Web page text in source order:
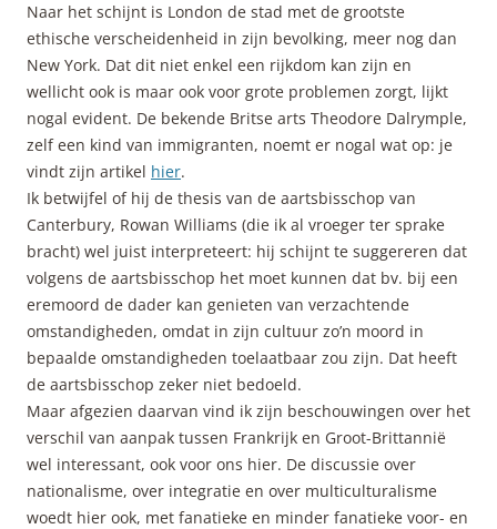
Naar het schijnt is London de stad met de grootste
ethische verscheidenheid in zijn bevolking, meer nog dan
New York. Dat dit niet enkel een rijkdom kan zijn en
wellicht ook is maar ook voor grote problemen zorgt, lijkt
nogal evident. De bekende Britse arts Theodore Dalrymple,
zelf een kind van immigranten, noemt er nogal wat op: je
vindt zijn artikel hier.
Ik betwijfel of hij de thesis van de aartsbisschop van
Canterbury, Rowan Williams (die ik al vroeger ter sprake
bracht) wel juist interpreteert: hij schijnt te suggereren dat
volgens de aartsbisschop het moet kunnen dat bv. bij een
eremoord de dader kan genieten van verzachtende
omstandigheden, omdat in zijn cultuur zo’n moord in
bepaalde omstandigheden toelaatbaar zou zijn. Dat heeft
de aartsbisschop zeker niet bedoeld.
Maar afgezien daarvan vind ik zijn beschouwingen over het
verschil van aanpak tussen Frankrijk en Groot-Brittannië
wel interessant, ook voor ons hier. De discussie over
nationalisme, over integratie en over multiculturalisme
woedt hier ook, met fanatieke en minder fanatieke voor- en